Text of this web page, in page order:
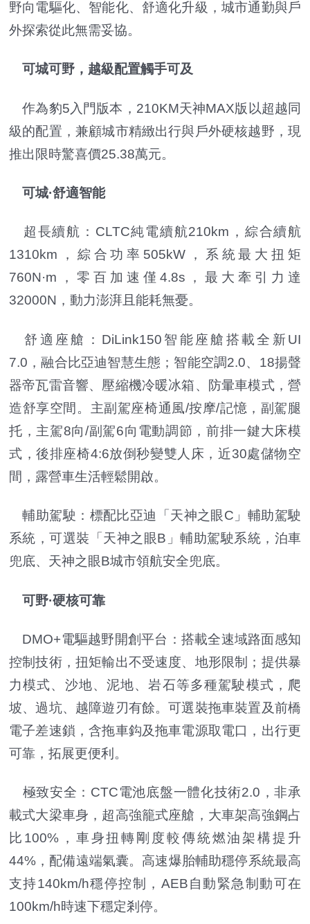
野向電驅化、智能化、舒適化升級，城市通勤與戶
外探索從此無需妥協。
可城可野，越級配置觸手可及
作為豹5入門版本，210KM天神MAX版以超越同
級的配置，兼顧城市精緻出行與戶外硬核越野，現
推出限時驚喜價25.38萬元。
可城·舒適智能
超長續航：CLTC純電續航210km，綜合續航
1310km，綜合功率505kW，系統最大扭矩
760N·m，零百加速僅4.8s，最大牽引力達
32000N，動力澎湃且能耗無憂。
舒適座艙：DiLink150智能座艙搭載全新UI
7.0，融合比亞迪智慧生態；智能空調2.0、18揚聲
器帝瓦雷音響、壓縮機冷暖冰箱、防暈車模式，營
造舒享空間。主副駕座椅通風/按摩/記憶，副駕腿
托，主駕8向/副駕6向電動調節，前排一鍵大床模
式，後排座椅4:6放倒秒變雙人床，近30處儲物空
間，露營車生活輕鬆開啟。
輔助駕駛：標配比亞迪「天神之眼C」輔助駕駛
系統，可選裝「天神之眼B」輔助駕駛系統，泊車
兜底、天神之眼B城市領航安全兜底。
可野·硬核可靠
DMO+電驅越野開創平台：搭載全速域路面感知
控制技術，扭矩輸出不受速度、地形限制；提供暴
力模式、沙地、泥地、岩石等多種駕駛模式，爬
坡、過坑、越障遊刃有餘。可選裝拖車裝置及前橋
電子差速鎖，含拖車鈎及拖車電源取電口，出行更
可靠，拓展更便利。
極致安全：CTC電池底盤一體化技術2.0，非承
載式大梁車身，超高強籠式座艙，大車架高強鋼占
比100%，車身扭轉剛度較傳統燃油架構提升
44%，配備遠端氣囊。高速爆胎輔助穩停系統最高
支持140km/h穩停控制，AEB自動緊急制動可在
100km/h時速下穩定剎停。